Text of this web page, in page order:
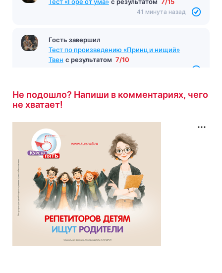
Гость завершил
с результатом
Гость завершил
Не подошло? Напиши в комментариях, чего
не хватает!